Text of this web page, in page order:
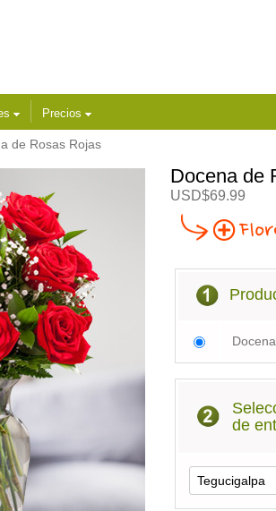
Precios
de Rosas Rojas
Docena de
USD$69.99
de